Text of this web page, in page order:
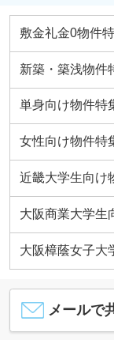
敷金礼金0物件
新築・築浅物件
単身向け物件特
女性向け物件特
近畿大学生向け
大阪商業大学生
大阪樟蔭女子大
メールで